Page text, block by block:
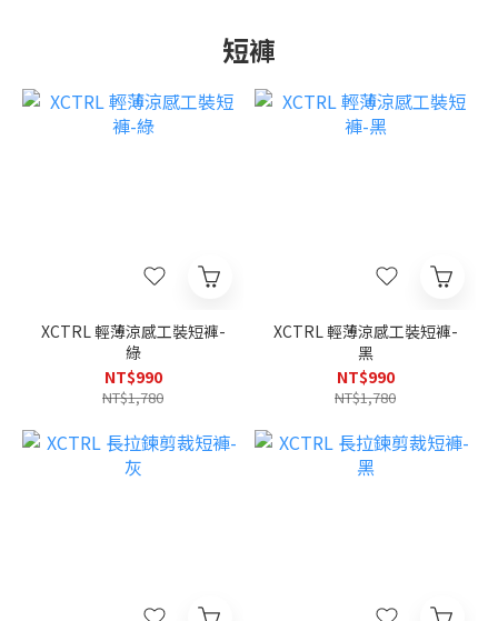
短褲
XCTRL 輕薄涼感工裝短褲-
綠
NT$990
NT$1,780
XCTRL 輕薄涼感工裝短褲-
黑
NT$990
NT$1,780